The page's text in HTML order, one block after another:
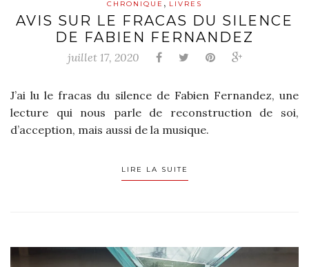
CHRONIQUE LIVRES
AVIS SUR LE FRACAS DU SILENCE
DE FABIEN FERNANDEZ
juillet 17, 2020
J’ai lu le fracas du silence de Fabien Fernandez, une
lecture qui nous parle de reconstruction de soi,
d’acception, mais aussi de la musique.
LIRE LA SUITE